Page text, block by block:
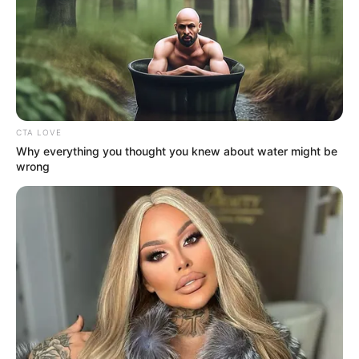
Entre los perfiles que se buscan para la construcción del
Regiotram están:
Técnicos y tecnólogos en obras civiles
Profesionales en
ingeniería, arquitectura,
topografía y arqueología
Especialistas enredes, salud y seguridad en el
trabajo (SST), contabilidad, gestión social y talento
humano
Además, la empresa constructoraChina Civil Engineering
Construction Corporation (CCECC), encargada del
proyecto, estará recibiendo hojas de vida para suplir
necesidades directas del tren regional.
Más de 30 empresas con vacantes
para todos los perfiles
CTA LOVE
Why everything you thought you knew about water might be
wrong